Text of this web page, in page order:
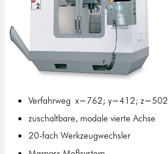
Verfahrweg x=762; y=412; z=502
zuschaltbare, modale vierte Achse
20-fach Werkzeugwechsler